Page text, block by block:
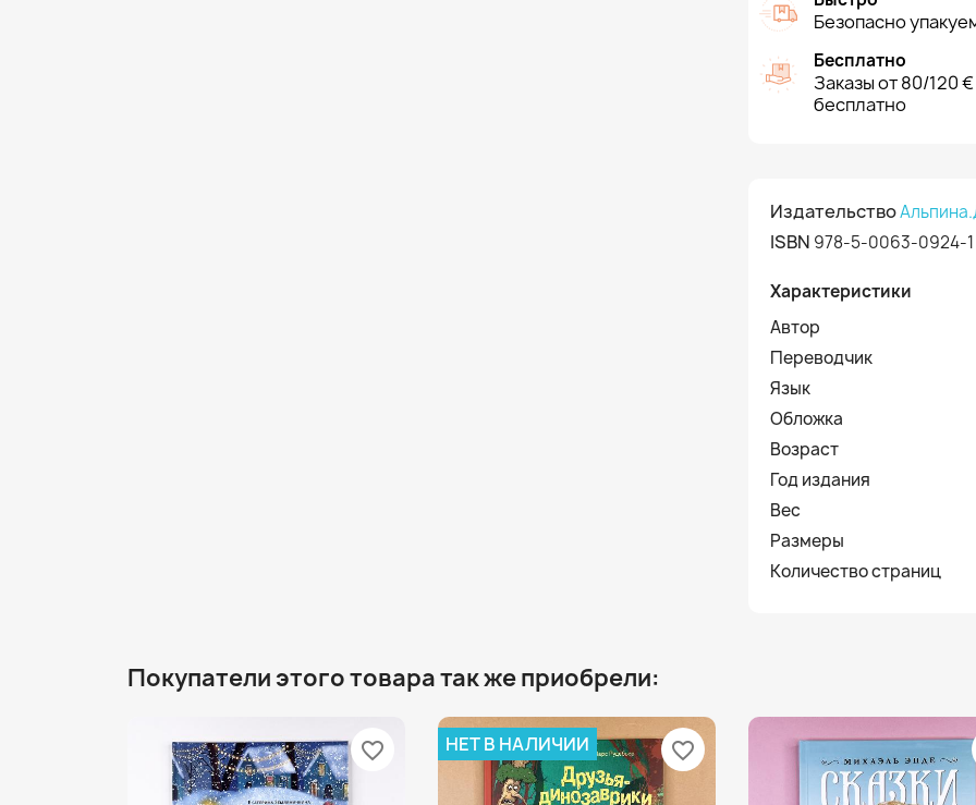
Безопасно
Бесплатно
Заказы от 80/120
бесплатно
Издательство
ISBN 978-5-0063-0924-1
Характеристики
Автор
Переводчик
Язык
Обложка
Возраст
Год издания
Вес
Размеры
Количество страниц
Покупатели этого товара так же приобрели:
favorite_border НЕТ В НАЛИЧИИ favorite_border